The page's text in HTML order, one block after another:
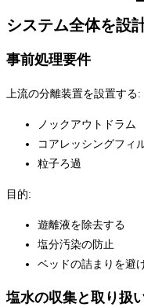
システム全体を設
事前処理要件
上流の分離装置を設置する:
ノックアウトドラム
コアレッシングフィ
粒子ろ過
目的:
遊離液を除去する
塩分汚染の防止
ベッドの詰まりを避
塩水の収集と取り扱